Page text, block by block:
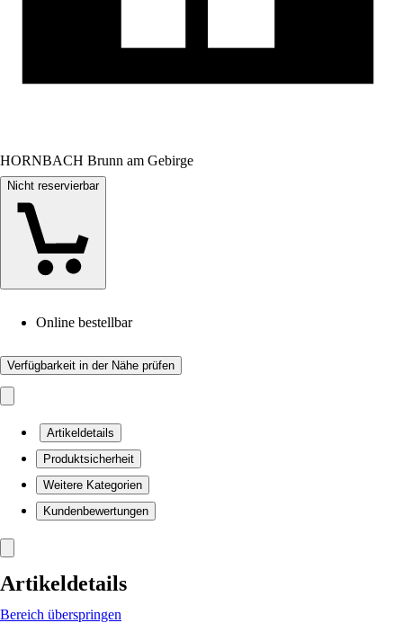
HORNBACH Brunn am Gebirge
Nicht reservierbar
Online bestellbar
Verfügbarkeit in der Nähe prüfen
Artikeldetails
Produktsicherheit
Weitere Kategorien
Kundenbewertungen
Artikeldetails
Bereich überspringen